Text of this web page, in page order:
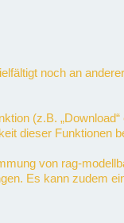
noch an
(z.B.
dieser Funktionen
von rag-
Es kann zudem